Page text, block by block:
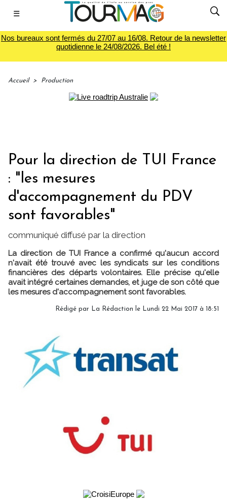
☰
Nos bureaux sont fermés du 27/07 au 16/08. Retour de la newsletter
quotidienne le 24/08/2026. Bel été !
Accueil > Production
Pour la direction de TUI France
: "les mesures
d'accompagnement du PDV
sont favorables"
communiqué diffusé par la direction
La direction de TUI France a confirmé qu'aucun accord
n'avait été trouvé avec les syndicats sur les conditions
financières des départs volontaires. Elle précise qu'elle
avait intégré certaines demandes, et juge de son côté que
les mesures d'accompagnement sont favorables.
Rédigé par La Rédaction le Lundi 22 Mai 2017 à 18:51